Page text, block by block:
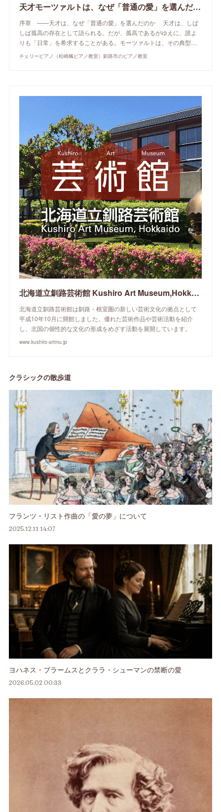
天才モーツァルトは、なぜ「普通の愛」を選んだのか
序章 ——天才は、なぜ「普通の愛」を選んだのか 天才は、しば
しば孤高の存在として語られる。だが、孤高であるがゆえに、誰よ
りも「日常」を希求することがある。モーツァルトは、その典型…
チェリーピアノ（松崎楓ピアノ教室）釧路市のピアノ教室
北海道立釧路芸術館 Kushiro Art Museum,Hokkaido
北海道立釧路芸術館は釧路・根室圏の新しい芸術文化の拠点として
平成10年10月に開館しました。優れた芸術作品や芸術活動を紹介
し、北国の個性的な文化の形成をめざす活動を展開しています。
www.kushiro-artmu.jp
クラシックの散歩道
フランツ・リスト作曲の「愛の夢」について
2025.12.11 14:07
ヨハネス・ブラームスとクララ・シューマンの禁断の愛
2026.05.02 00:33